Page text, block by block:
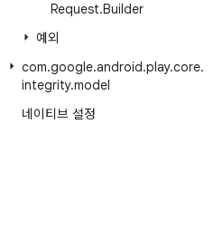
Request.Builder
예외
com.google.android.play.core.
integrity.model
네이티브 설정